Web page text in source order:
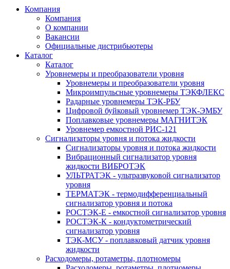
Компания
Компания
О компании
Вакансии
Официальные дистрибьютеры
Каталог
Каталог
Уровнемеры и преобразователи уровня
Уровнемеры и преобразователи уровня
Микроимпульсные уровнемеры ТЭКФЛЕКС
Радарные уровнемеры ТЭК-РБУ
Цифровой буйковый уровнемер ТЭК-ЭМБУ
Поплавковые уровнемеры МАГНИТЭК
Уровнемер емкостной РИС-121
Сигнализаторы уровня и потока жидкости
Сигнализаторы уровня и потока жидкости
Вибрационный сигнализатор уровня
жидкости ВИБРОТЭК
УЛЬТРАТЭК - ультразвуковой сигнализатор
уровня
ТЕРМАТЭК - термодифференциальный
сигнализатор уровня и потока
РОСТЭК-Е - емкостной сигнализатор уровня
РОСТЭК-К - кондуктометрический
сигнализатор уровня
ТЭК-МСУ - поплавковый датчик уровня
жидкости
Расходомеры, ротаметры, плотномеры